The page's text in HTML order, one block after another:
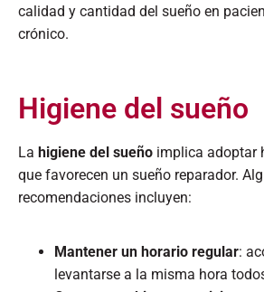
calidad y cantidad del sueño en
crónico. ​
Higiene del sueño
La higiene del sueño implica adoptar
que favorecen un sueño reparador.
recomendaciones incluyen:​
Mantener un horario regular:
levantarse a la misma hora